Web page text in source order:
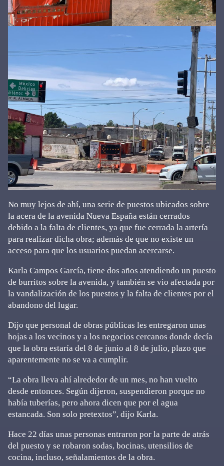
No muy lejos de ahí, una serie de puestos ubicados sobre
la acera de la avenida Nueva España están cerrados
debido a la falta de clientes, ya que fue cerrada la artería
para realizar dicha obra; además de que no existe un
acceso para que los usuarios puedan acercarse.
Karla Campos García, tiene dos años atendiendo un puesto
de burritos sobre la avenida, y también se vio afectada por
la vandalización de los puestos y la falta de clientes por el
abandono del lugar.
Dijo que personal de obras públicas les entregaron unas
hojas a los vecinos y a los negocios cercanos donde decía
que la obra estaría del 8 de junio al 8 de julio, plazo que
aparentemente no se va a cumplir.
“La obra lleva ahí alrededor de un mes, no han vuelto
desde entonces. Según dijeron, suspendieron porque no
había tuberías, pero ahora dicen que por el agua
estancada. Son solo pretextos”, dijo Karla.
Hace 22 días unas personas entraron por la parte de atrás
del puesto y se robaron sodas, bocinas, utensilios de
cocina, incluso, señalamientos de la obra.